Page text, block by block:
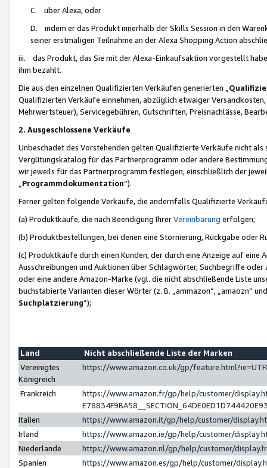
C. über Alexa, oder
D. indem er das Produkt innerhalb der Skills Session in den
seiner erstmaligen Teilnahme an der Alexa Shopping Action
iii. das Produkt, das Sie mit der Alexa-Einkaufsaktion vorgestellt
ihm bezahlt.
Die aus den einzelnen Qualifizierten Verkäufen generierten „
Qualifizierten Verkäufe einnehmen, abzüglich etwaiger
Mehrwertsteuer), Servicegebühren, Gutschriften, Preisnachlässe,
2. Ausgeschlossene Verkäufe
Unbeschadet des Vorstehenden gelten Qualifizierte Verkäufe nicht
Vergütungskatalog für das Partnerprogramm oder andere
wir jeweils für das Partnerprogramm festlegen, einschließlich der
Programmdokumentation“).
Ferner gelten folgende Verkäufe, die andernfalls Qualifizierte
(a) Produktkäufe, die nach Beendigung IhrerVereinbarung erfolgen;
(b) Produktbestellungen, bei denen eine Stornierung, Rückgabe oder
(c) Produktkäufe durch einen Kunden, der durch eine Anzeige auf
Ausschreibungen und Auktionen über Schlagwörter, Suchbegriffe
oder eine andere Amazon-Marke (vgl. die nicht abschließende Liste
buchstabierte Varianten dieser Wörter (z. B. „ammazon“, „amaozn“
Suchplatzierung”);
Land
Nicht abschließende Liste der Marken
Vereinigtes
Königreich
https://www.amazon.co.uk/gp/
Frankreich
https://www.amazon.fr/gp/help/customer/
Italien
https://www.amazon.it/gp/help/customer/
Irland
https://www.amazon.ie/gp/help/customer/
Niederlande
https://www.amazon.nl/gp/help/customer/
Spanien
https://www.amazon.es/gp/help/customer/